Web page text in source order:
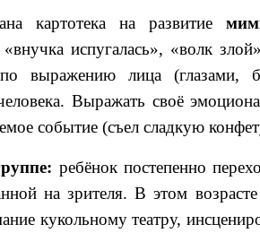
картотека на развитие
испугалась», «волк
выражению лица (глазами,
Выражать своё
событие (съел сладкую
ребёнок постепенно
на зрителя. В этом
кукольному театру,